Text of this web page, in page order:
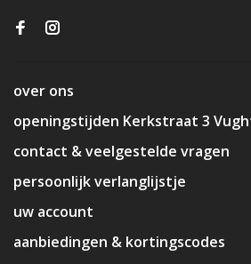
over ons
openingstijden Kerkstraat 3
contact & veelgestelde vragen
persoonlijk verlanglijstje
uw account
aanbiedingen & kortingscodes